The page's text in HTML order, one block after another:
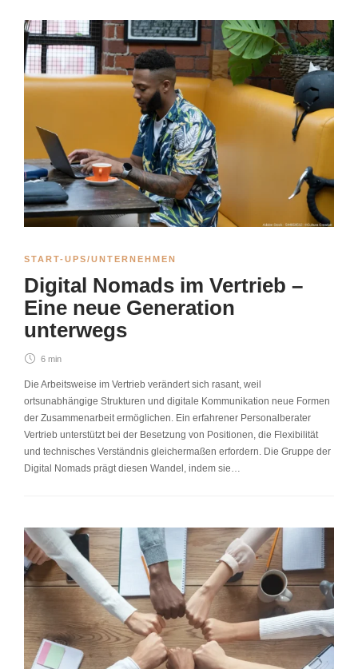
START-UPS/UNTERNEHMEN
Digital Nomads im Vertrieb –
Eine neue Generation
unterwegs
6 min
Die Arbeitsweise im Vertrieb verändert sich rasant, weil
ortsunabhängige Strukturen und digitale Kommunikation neue Formen
der Zusammenarbeit ermöglichen. Ein erfahrener Personalberater
Vertrieb unterstützt bei der Besetzung von Positionen, die Flexibilität
und technisches Verständnis gleichermaßen erfordern. Die Gruppe der
Digital Nomads prägt diesen Wandel, indem sie…